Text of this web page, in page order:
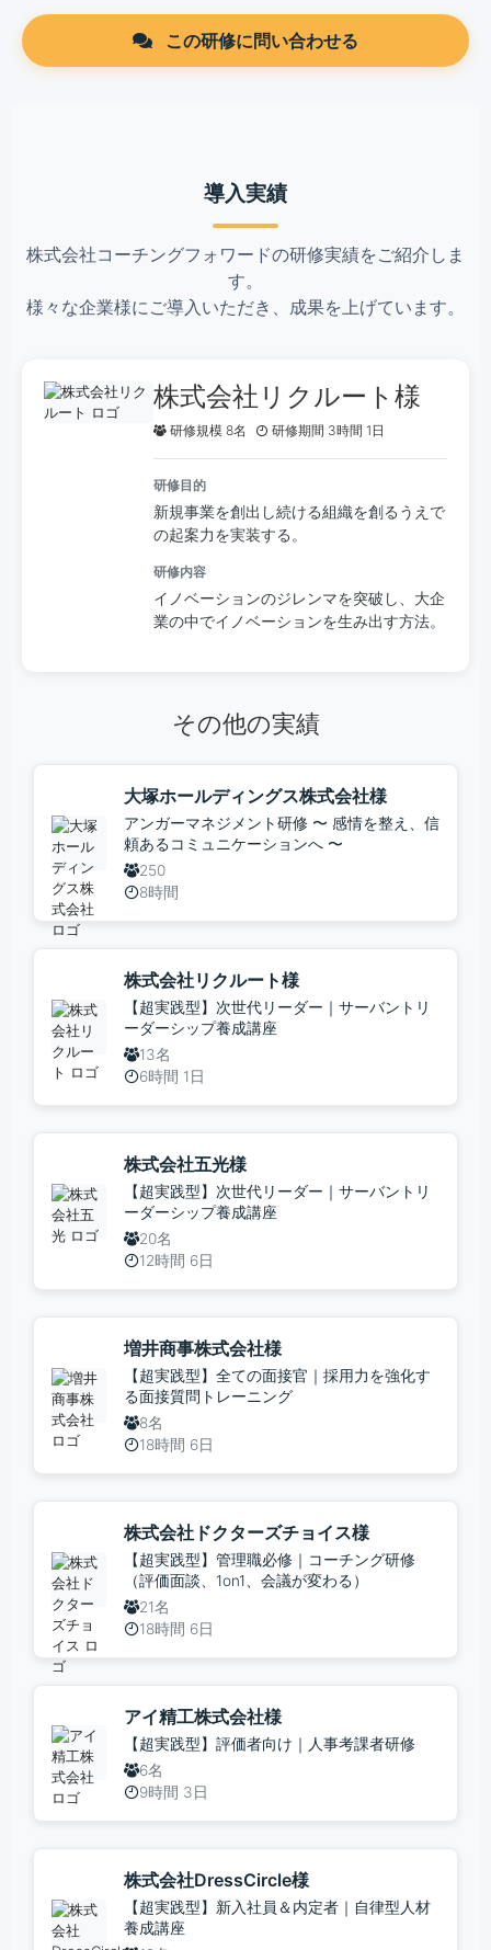
この研修に問い合わせる
導入実績
株式会社コーチングフォワードの研修実績をご紹介しま
す。
様々な企業様にご導入いただき、成果を上げています。
株式会社リクルート様
研修規模 8名 研修期間 3時間 1日
研修目的
新規事業を創出し続ける組織を創るうえで
の起案力を実装する。
研修内容
イノベーションのジレンマを突破し、大企
業の中でイノベーションを生み出す方法。
その他の実績
大塚ホールディングス株式会社様
アンガーマネジメント研修 〜 感情を整え、信
頼あるコミュニケーションへ 〜
250
8時間
株式会社リクルート様
【超実践型】次世代リーダー｜サーバントリ
ーダーシップ養成講座
13名
6時間 1日
株式会社五光様
【超実践型】次世代リーダー｜サーバントリ
ーダーシップ養成講座
20名
12時間 6日
増井商事株式会社様
【超実践型】全ての面接官｜採用力を強化す
る面接質問トレーニング
8名
18時間 6日
株式会社ドクターズチョイス様
【超実践型】管理職必修｜コーチング研修
（評価面談、1on1、会議が変わる）
21名
18時間 6日
アイ精工株式会社様
【超実践型】評価者向け｜人事考課者研修
6名
9時間 3日
株式会社DressCircle様
【超実践型】新入社員＆内定者｜自律型人材
養成講座